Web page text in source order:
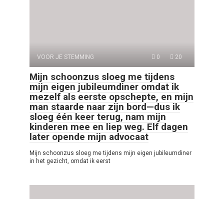
VOOR JE STEMMING 0 20
Mijn schoonzus sloeg me tijdens
mijn eigen jubileumdiner omdat ik
mezelf als eerste opschepte, en mijn
man staarde naar zijn bord—dus ik
sloeg één keer terug, nam mijn
kinderen mee en liep weg. Elf dagen
later opende mijn advocaat
Mijn schoonzus sloeg me tijdens mijn eigen jubileumdiner
in het gezicht, omdat ik eerst